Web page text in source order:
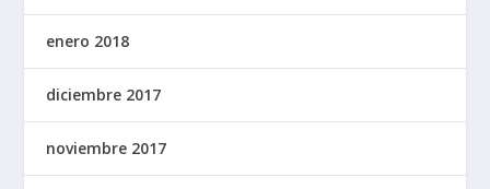
enero 2018
diciembre 2017
noviembre 2017